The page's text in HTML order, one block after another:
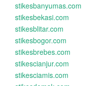
stikesbanyumas.com
stikesbekasi.com
stikesblitar.com
stikesbogor.com
stikesbrebes.com
stikescianjur.com
stikesciamis.com